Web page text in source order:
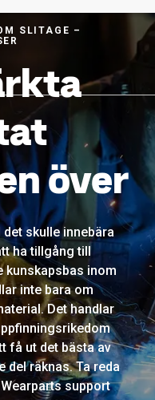
SLITAGE –
över
skulle innebära
ha tillgång till
kunskapsbas inom
inte bara om
Det handlar
få ut det bästa av
del räknas. Ta reda
support